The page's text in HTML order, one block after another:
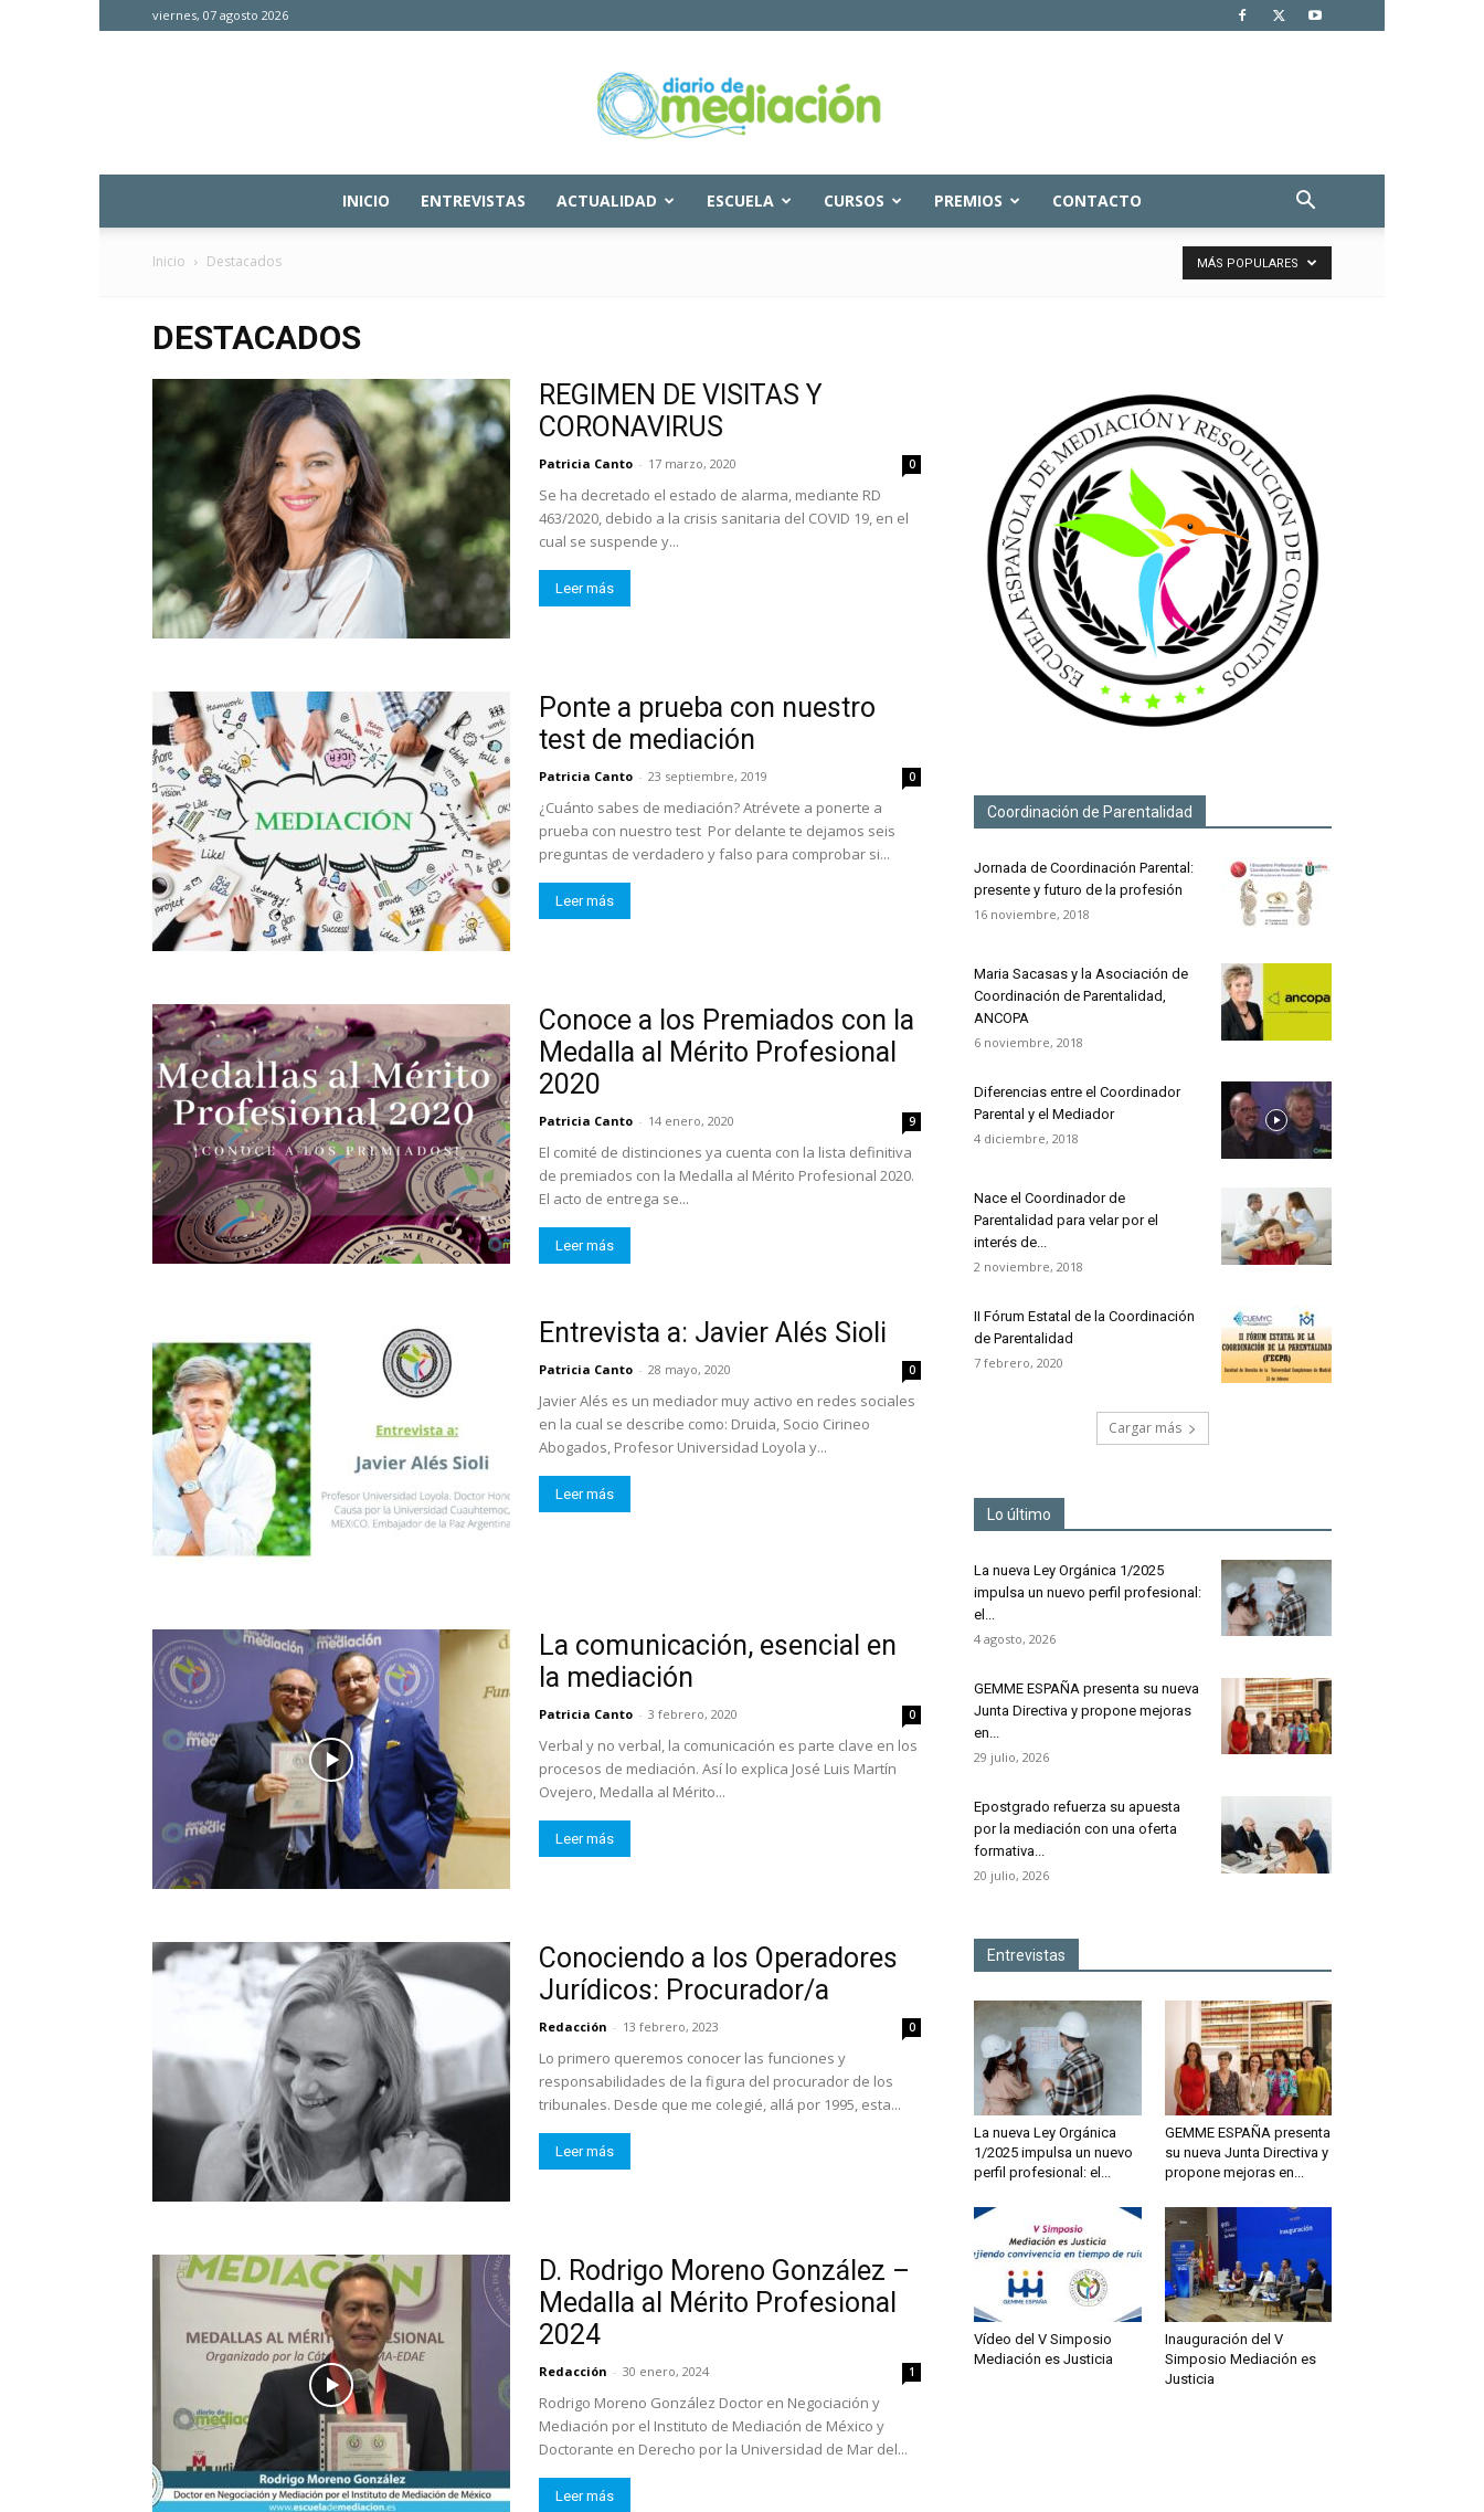
viernes, 07 agosto 2026
Diario
Mediación
INICIO ENTREVISTAS ACTUALIDAD ESCUELA CURSOS PREMIOS CONTACTO
Inicio Destacados MÁS POPULARES
DESTACADOS
REGIMEN DE VISITAS Y
CORONAVIRUS
Patricia Canto - 17 marzo, 2020 0
Se ha decretado el estado de alarma, mediante RD
463/2020, debido a la crisis sanitaria del COVID 19, en el
cual se suspende y...
Leer más
Ponte a prueba con nuestro
test de mediación
Patricia Canto - 23 septiembre, 2019 0
¿Cuánto sabes de mediación? Atrévete a ponerte a
prueba con nuestro test Por delante te dejamos seis
preguntas de verdadero y falso para comprobar si...
Leer más
Conoce a los Premiados con la
Medalla al Mérito Profesional
2020
Patricia Canto - 14 enero, 2020 9
El comité de distinciones ya cuenta con la lista definitiva
de premiados con la Medalla al Mérito Profesional 2020.
El acto de entrega se...
Leer más
Entrevista a: Javier Alés Sioli
Patricia Canto - 28 mayo, 2020 0
Javier Alés es un mediador muy activo en redes sociales
en la cual se describe como: Druida, Socio Cirineo
Abogados, Profesor Universidad Loyola y...
Leer más
La comunicación, esencial en
la mediación
Patricia Canto - 3 febrero, 2020 0
Verbal y no verbal, la comunicación es parte clave en los
procesos de mediación. Así lo explica José Luis Martín
Ovejero, Medalla al Mérito...
Leer más
Conociendo a los Operadores
Jurídicos: Procurador/a
Redacción - 13 febrero, 2023 0
Lo primero queremos conocer las funciones y
responsabilidades de la figura del procurador de los
tribunales. Desde que me colegié, allá por 1995, esta...
Leer más
D. Rodrigo Moreno González –
Medalla al Mérito Profesional
2024
Redacción - 30 enero, 2024 1
Rodrigo Moreno González Doctor en Negociación y
Mediación por el Instituto de Mediación de México y
Doctorante en Derecho por la Universidad de Mar del...
Leer más
Coordinación de Parentalidad
Jornada de Coordinación Parental:
presente y futuro de la profesión
16 noviembre, 2018
Maria Sacasas y la Asociación de
Coordinación de Parentalidad,
ANCOPA
6 noviembre, 2018
Diferencias entre el Coordinador
Parental y el Mediador
4 diciembre, 2018
Nace el Coordinador de
Parentalidad para velar por el
interés de...
2 noviembre, 2018
II Fórum Estatal de la Coordinación
de Parentalidad
7 febrero, 2020
Cargar más
Lo último
La nueva Ley Orgánica 1/2025
impulsa un nuevo perfil profesional:
el...
4 agosto, 2026
GEMME ESPAÑA presenta su nueva
Junta Directiva y propone mejoras
en...
29 julio, 2026
Epostgrado refuerza su apuesta
por la mediación con una oferta
formativa...
20 julio, 2026
Entrevistas
La nueva Ley Orgánica
1/2025 impulsa un nuevo
perfil profesional: el...
GEMME ESPAÑA presenta
su nueva Junta Directiva y
propone mejoras en...
Vídeo del V Simposio
Mediación es Justicia
Inauguración del V
Simposio Mediación es
Justicia